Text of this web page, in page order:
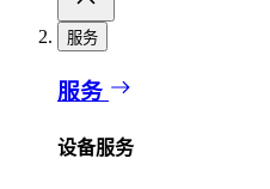
服务
服务
设备服务